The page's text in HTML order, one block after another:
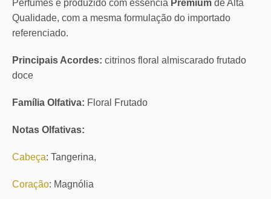
Perfumes é produzido com essência Premium de Alta
Qualidade, com a mesma formulação do importado
referenciado.
Principais Acordes: citrinos floral almiscarado frutado
doce
Família Olfativa: Floral Frutado
Notas Olfativas:
Cabeça: Tangerina,
Coração: Magnólia